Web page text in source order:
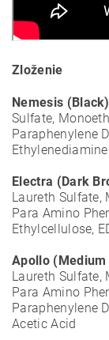
Zloženie
Nemesis (Black)
Sulfate,
Paraphenylene
Electra (Dark
Laureth Sulfate,
Para Amino
Ethylcellulose,
Apollo (Medium
Laureth Sulfate,
Para Amino
Paraphenylene
Acetic Acid